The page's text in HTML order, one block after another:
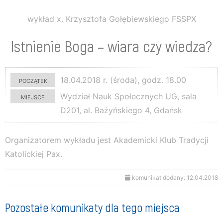
wykład x. Krzysztofa Gołębiewskiego FSSPX
Istnienie Boga – wiara czy wiedza?
początek
18.04.2018 r. (środa), godz. 18.00
miejsce
Wydział Nauk Społecznych UG, sala
D201, al. Bażyńskiego 4, Gdańsk
Organizatorem wykładu jest Akademicki Klub Tradycji
Katolickiej Pax.
komunikat dodany: 12.04.2018
Pozostałe komunikaty dla tego miejsca